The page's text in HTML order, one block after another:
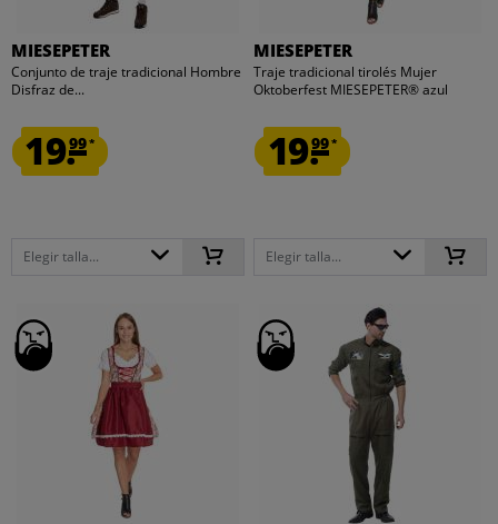
MIESEPETER
Conjunto de traje tradicional Hombre
Disfraz de...
19.99*
Elegir talla...
MIESEPETER
Traje tradicional tirolés Mujer
Oktoberfest MIESEPETER® azul
19.99*
Elegir talla...